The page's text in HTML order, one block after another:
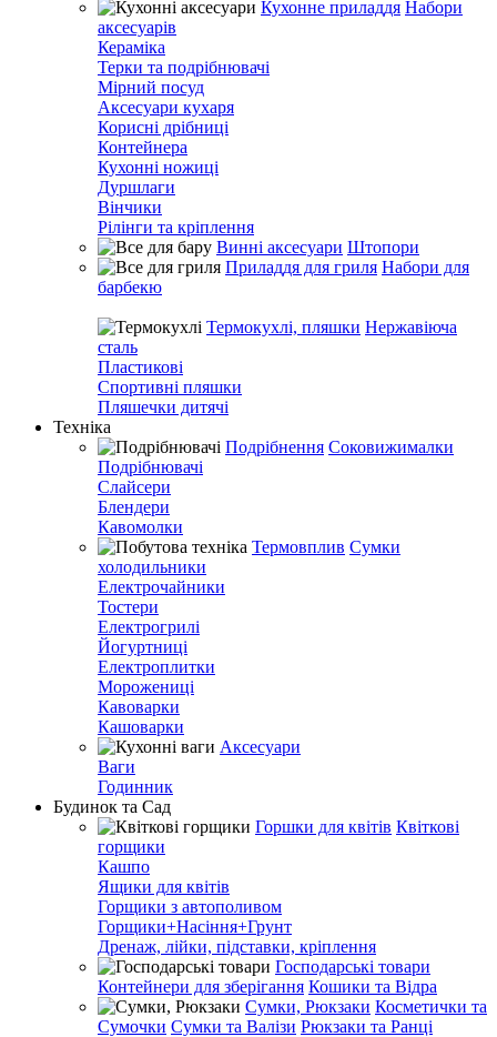
Кухонне приладдя Набори
аксесуарів
Кераміка
Терки та подрібнювачі
Мірний посуд
Аксесуари кухаря
Корисні дрібниці
Контейнера
Кухонні ножиці
Дуршлаги
Вінчики
Рілінги та кріплення
Винні аксесуари Штопори
Приладдя для гриля Набори для
барбекю
Термокухлі, пляшки Нержавіюча
сталь
Пластикові
Спортивні пляшки
Пляшечки дитячі
Техніка
Подрібнення Соковижималки
Подрібнювачі
Слайсери
Блендери
Кавомолки
Термовплив Сумки
холодильники
Електрочайники
Тостери
Електрогрилі
Йогуртниці
Електроплитки
Морожениці
Кавоварки
Кашоварки
Аксесуари
Ваги
Годинник
Будинок та Сад
Горшки для квітів Квіткові
горщики
Кашпо
Ящики для квітів
Горщики з автополивом
Горщики+Насіння+Грунт
Дренаж, лійки, підставки, кріплення
Господарські товари
Контейнери для зберігання Кошики та Відра
Сумки, Рюкзаки Косметички та
Сумочки Сумки та Валізи Рюкзаки та Ранці